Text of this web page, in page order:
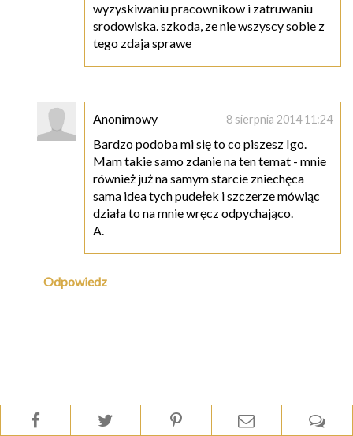
wyzyskiwaniu pracownikow i zatruwaniu
srodowiska. szkoda, ze nie wszyscy sobie z
tego zdaja sprawe
Anonimowy 8 sierpnia 2014 11:24
Bardzo podoba mi się to co piszesz Igo.
Mam takie samo zdanie na ten temat - mnie
również już na samym starcie zniechęca
sama idea tych pudełek i szczerze mówiąc
działa to na mnie wręcz odpychająco.
A.
Odpowiedz